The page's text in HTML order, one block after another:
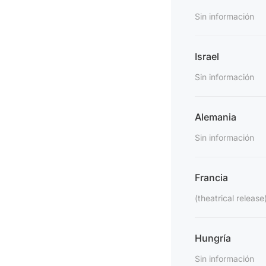
Sin información
Israel
Sin información
Alemania
Sin información
Francia
(theatrical
Hungría
Sin información